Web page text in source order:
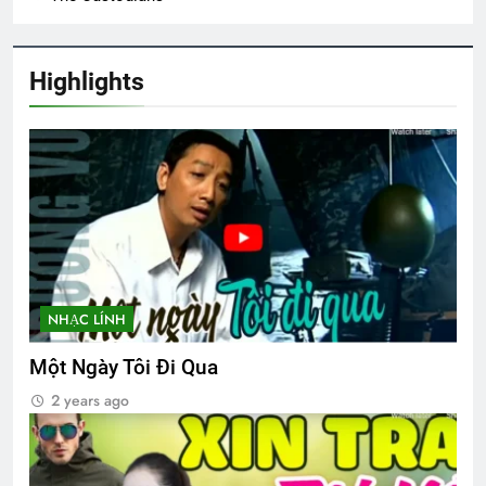
3 Years Ago
SỰ THẬT BỊ CHE GIẤU (Rabindranath
Tagore)
3 Years Ago
VỀ ĐI, ĐỪNG CHỜ NỮA!
3 Years Ago
Nhớ Thông đầu núi
3 Years Ago
BỤI TUYẾT (Robert Frost)
Highlights
NHẠC LÍNH
Một Ngày Tôi Đi Qua
2 years ago